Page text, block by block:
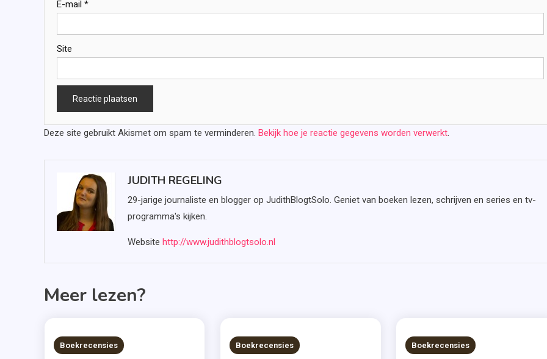
E-mail *
Site
Deze site gebruikt Akismet om spam te verminderen. Bekijk hoe je reactie gegevens worden verwerkt.
JUDITH REGELING
29-jarige journaliste en blogger op JudithBlogtSolo. Geniet van boeken lezen, schrijven en series en tv-
programma's kijken.
Website http://www.judithblogtsolo.nl
Meer lezen?
6 MINS READ
Boekrecensies 6 MINS READ
Boekrecensies 7 MINS READ
Boekrecensies